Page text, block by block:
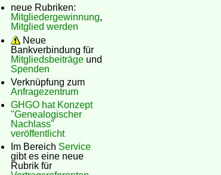
neue Rubriken:
Mitgliedergewinnung,
Mitglied werden
Neue
Bankverbindung für
Mitgliedsbeiträge und
Spenden
Verknüpfung zum
Anfragezentrum
GHGO hat Konzept
"Genealogischer
Nachlass"
veröffentlicht
Im Bereich Service
gibt es eine neue
Rubrik für